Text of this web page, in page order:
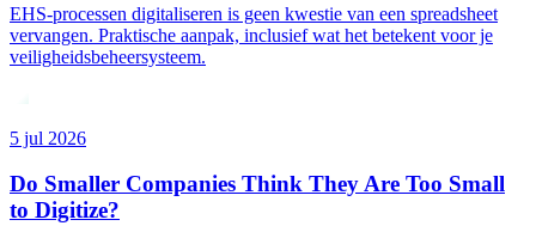
EHS-processen digitaliseren is geen kwestie van een spreadsheet
vervangen. Praktische aanpak, inclusief wat het betekent voor je
veiligheidsbeheersysteem.
5 jul 2026
Do Smaller Companies Think They Are Too Small
to Digitize?